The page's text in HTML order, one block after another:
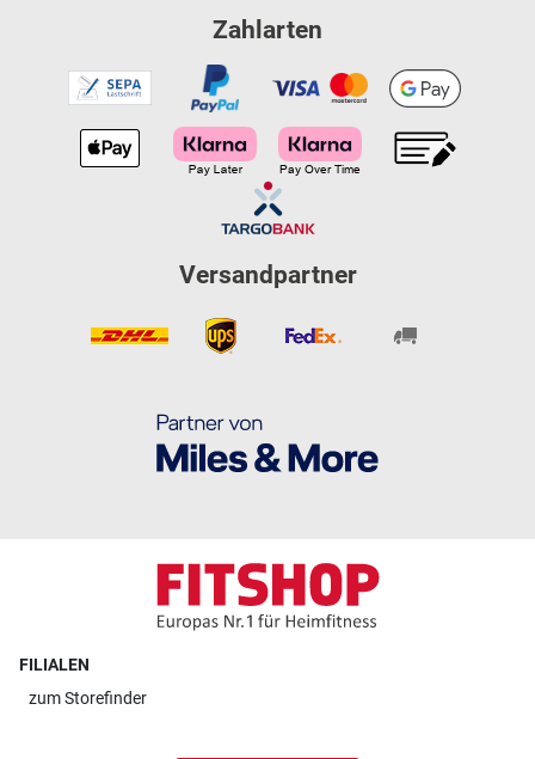
Zahlarten
Versandpartner
FILIALEN
zumStorefinder